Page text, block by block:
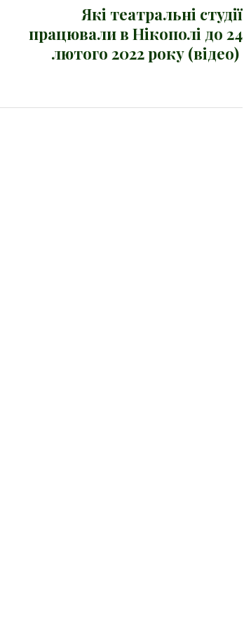
Які театральні студії
працювали в Нікополі до 24
лютого 2022 року (відео)